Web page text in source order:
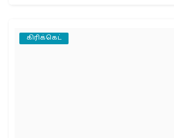
கிரிக்கெட்